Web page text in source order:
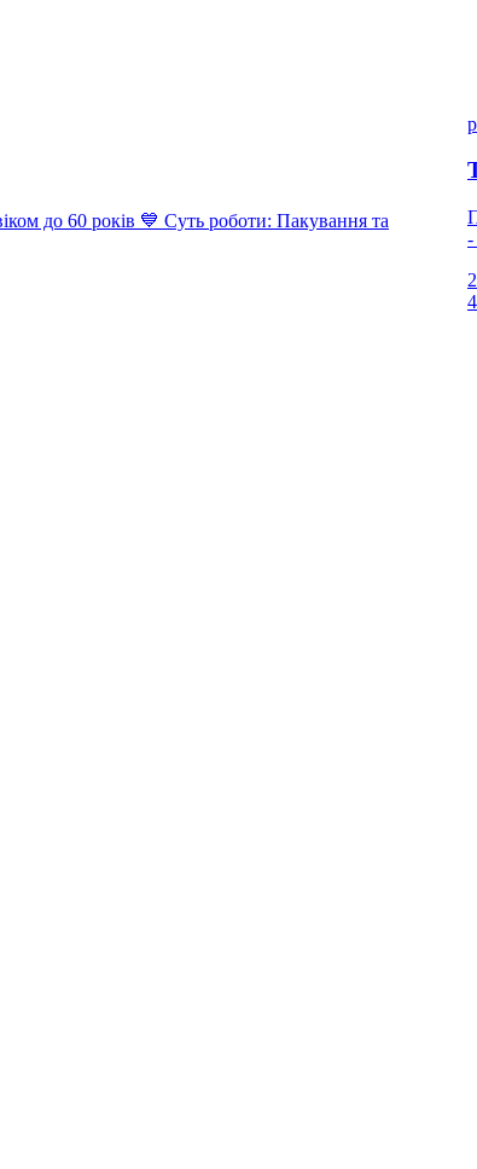
до 60 років 💙 Суть роботи: Пакування та
-